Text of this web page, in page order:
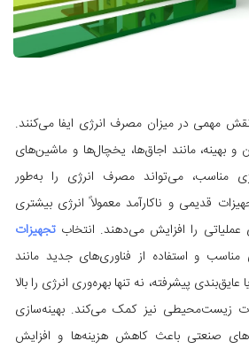
مهمی در میزان مصرف انرژی ایفا می‌کنند.
و بهینه، مانند اجاق‌ها، یخچال‌ها و ماشین‌های
مناسب، می‌تواند مصرف انرژی را به‌طور
قدیمی و ناکارآمد معمولاً انرژی بیشتری
را افزایش می‌دهند. انتخاب تجهیزات
مناسب و استفاده از فناوری‌های جدید مانند
پیشرفته، نه تنها بهره‌وری انرژی را بالا
زیست‌محیطی نیز کمک می‌کند. بهینه‌سازی
صنعتی باعث کاهش هزینه‌ها و افزایش